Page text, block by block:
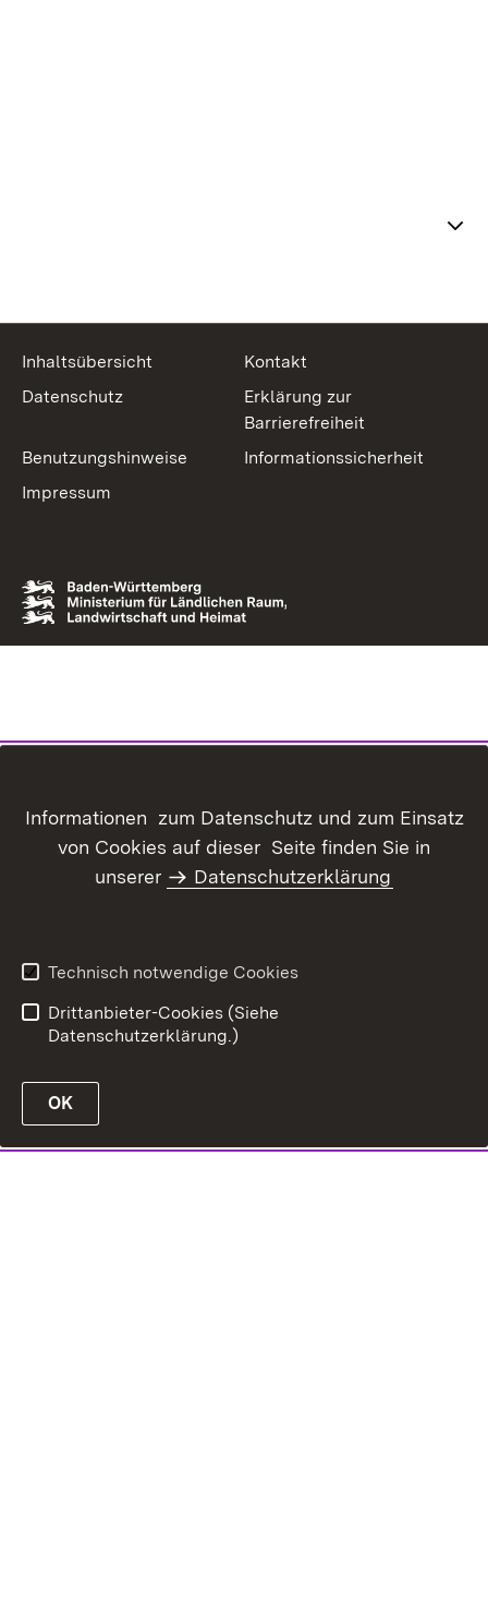
Inhaltsübersicht
Kontakt
Datenschutz
Erklärung zur
Barrierefreiheit
Benutzungshinweise
Informationssicherheit
Impressum
Informationen zum Datenschutz und zum Einsatz
von Cookies auf dieser Seite finden Sie in
unserer
Datenschutzerklärung
Technisch notwendige Cookies
Drittanbieter-Cookies (Siehe
Datenschutzerklärung.)
OK